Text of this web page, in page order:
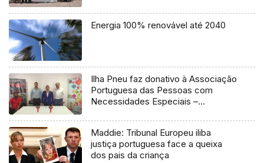
Energia 100% renovável até 2040
Ilha Pneu faz donativo à Associação
Portuguesa das Pessoas com
Necessidades Especiais –
Maddie: Tribunal Europeu iliba
justiça portuguesa face a queixa
dos pais da criança